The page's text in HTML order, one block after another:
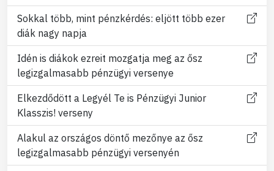
Sokkal több, mint pénzkérdés: eljött több ezer
diák nagy napja
Idén is diákok ezreit mozgatja meg az ősz
legizgalmasabb pénzügyi versenye
Elkezdődött a Legyél Te is Pénzügyi Junior
Klasszis! verseny
Alakul az országos döntő mezőnye az ősz
legizgalmasabb pénzügyi versenyén